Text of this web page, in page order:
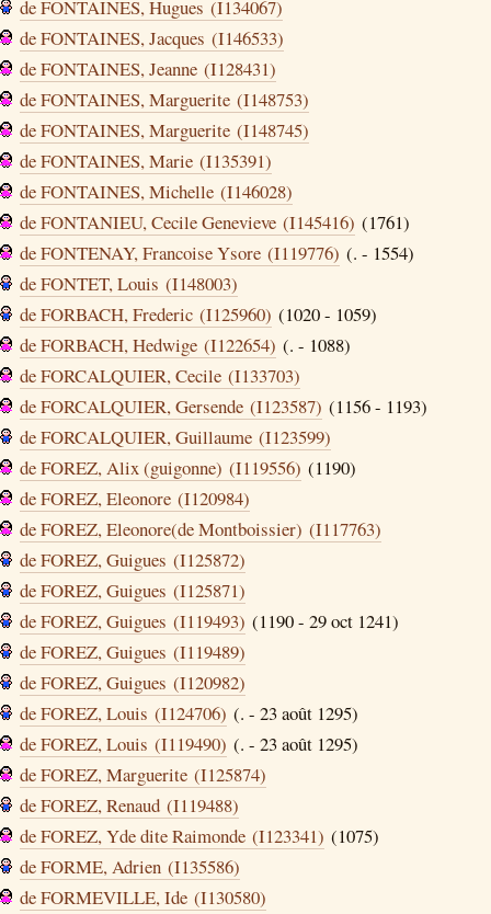
de FONTAINES, Hugues (I134067)
de FONTAINES, Jacques (I146533)
de FONTAINES, Jeanne (I128431)
de FONTAINES, Marguerite (I148753)
de FONTAINES, Marguerite (I148745)
de FONTAINES, Marie (I135391)
de FONTAINES, Michelle (I146028)
de FONTANIEU, Cecile Genevieve (I145416) (1761)
de FONTENAY, Francoise Ysore (I119776) (. - 1554)
de FONTET, Louis (I148003)
de FORBACH, Frederic (I125960) (1020 - 1059)
de FORBACH, Hedwige (I122654) (. - 1088)
de FORCALQUIER, Cecile (I133703)
de FORCALQUIER, Gersende (I123587) (1156 - 1193)
de FORCALQUIER, Guillaume (I123599)
de FOREZ, Alix (guigonne) (I119556) (1190)
de FOREZ, Eleonore (I120984)
de FOREZ, Eleonore(de Montboissier) (I117763)
de FOREZ, Guigues (I125872)
de FOREZ, Guigues (I125871)
de FOREZ, Guigues (I119493) (1190 - 29 oct 1241)
de FOREZ, Guigues (I119489)
de FOREZ, Guigues (I120982)
de FOREZ, Louis (I124706) (. - 23 août 1295)
de FOREZ, Louis (I119490) (. - 23 août 1295)
de FOREZ, Marguerite (I125874)
de FOREZ, Renaud (I119488)
de FOREZ, Yde dite Raimonde (I123341) (1075)
de FORME, Adrien (I135586)
de FORMEVILLE, Ide (I130580)